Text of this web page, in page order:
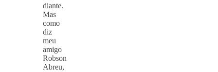
diante.
Mas
como
diz
meu
amigo
Robson
Abreu,